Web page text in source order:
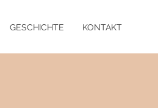
GESCHICHTE KONTAKT